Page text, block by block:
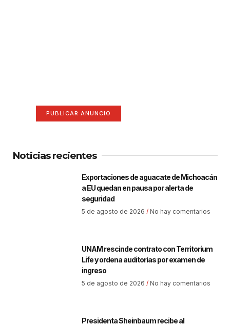
PUBLICAR ANUNCIO
Noticias recientes
Exportaciones de aguacate de Michoacán
a EU quedan en pausa por alerta de
seguridad
5 de agosto de 2026 No hay comentarios
UNAM rescinde contrato con Territorium
Life y ordena auditorías por examen de
ingreso
5 de agosto de 2026 No hay comentarios
Presidenta Sheinbaum recibe al